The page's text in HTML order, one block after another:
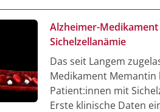
Daten aus Studien mit
Jahren vorgestellt.
virale, ex vivo, auf
geeignete Patientinnen
SCD oder TDT, bei der
hämatopoetischen
Alzheimer-
Sichelzellanämie
Das seit Langem
Medikament
Patient:innen mit
Erste klinische Daten